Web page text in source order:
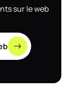
sur le web